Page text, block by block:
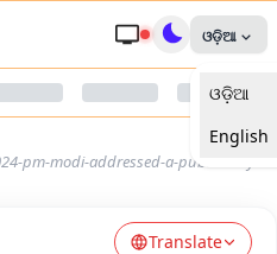
Shakti
ଓଡ଼ିଆ
ଓଡ଼ିଆ
English
pm-modi-addressed-a-public-rally-
Translate